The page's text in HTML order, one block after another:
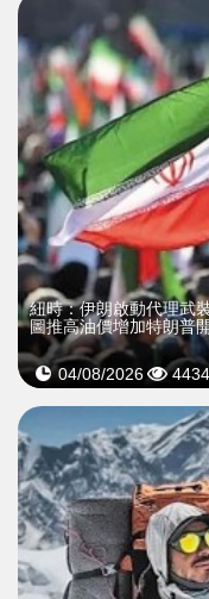
紐時：伊朗啟動代理武
圖推高油價增加特朗普
04/08/2026